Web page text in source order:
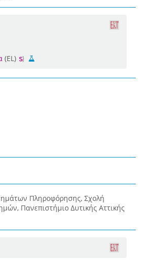
(EL)
Πληροφόρησης, Σχολή
Πανεπιστήμιο Δυτικής Αττικής